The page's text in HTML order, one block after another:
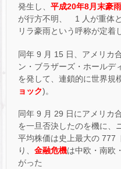
発生し、 平成20年8月末豪雨
が行方不明、 1 人が重体
リラ豪雨という呼称が定着
同年 9 月 15 日、アメリカ
ン・ブラザーズ・ホールデ
を発して、連鎖的に世界規
ョック)。
同年 9 月 29 日にアメリカ
を一旦否決したのを機に、
平均株価は史上最大の 777
り、 金融危機は中欧・南欧
がった